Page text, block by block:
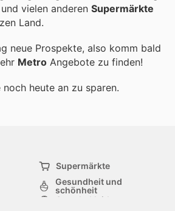
und vielen anderen Supermärkte
Land.
neue Prospekte, also komm bald
Metro Angebote zu finden!
noch heute an zu sparen.
Supermärkte
Gesundheit und
schönheit
Sportbekleidung